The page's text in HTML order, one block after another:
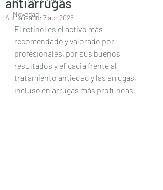
Novedad
Actualizado: 7 abr 2025
El retinol es el activo más
recomendado y valorado por
profesionales, por sus buenos
resultados y eficacia frente al
tratamiento antiedad y las arrugas,
incluso en arrugas más profundas.